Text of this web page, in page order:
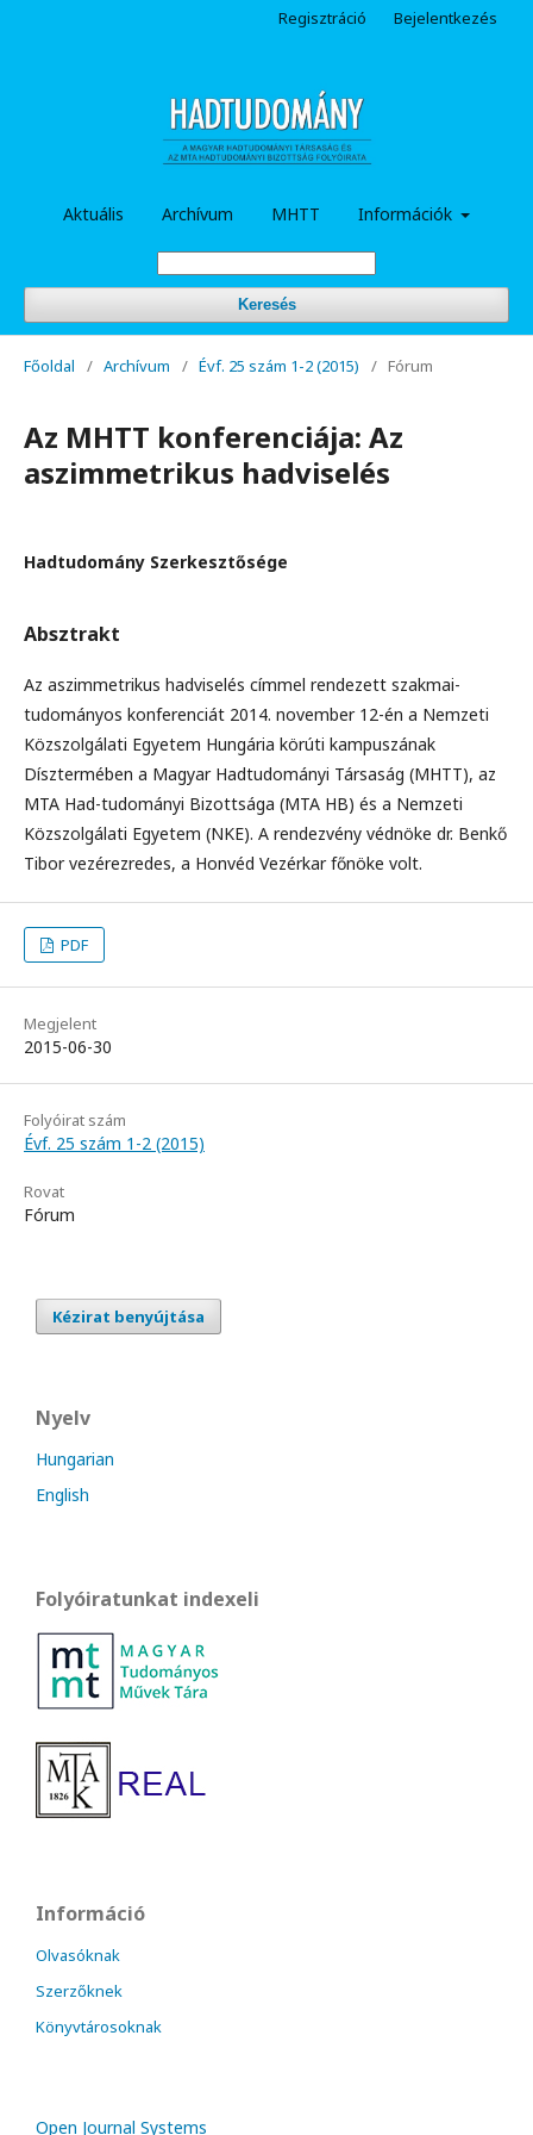
Aktuális Archívum MHTT Információk
Keresés
Regisztráció Bejelentkezés
Főoldal / Archívum / Évf. 25 szám 1-2 (2015) / Fórum
Az MHTT konferenciája: Az
aszimmetrikus hadviselés
Hadtudomány Szerkesztősége
Absztrakt
Az aszimmetrikus hadviselés címmel rendezett szakmai-
tudományos konferenciát 2014. november 12-én a Nemzeti
Közszolgálati Egyetem Hungária körúti kampuszának
Dísztermében a Magyar Hadtudományi Társaság (MHTT), az
MTA Had-tudományi Bizottsága (MTA HB) és a Nemzeti
Közszolgálati Egyetem (NKE). A rendezvény védnöke dr. Benkő
Tibor vezérezredes, a Honvéd Vezérkar főnöke volt.
PDF
Megjelent
2015-06-30
Folyóirat szám
Évf. 25 szám 1-2 (2015)
Rovat
Fórum
Kézirat benyújtása
Nyelv
Hungarian
English
Folyóiratunkat indexeli
Információ
Olvasóknak
Szerzőknek
Könyvtárosoknak
Open Journal Systems